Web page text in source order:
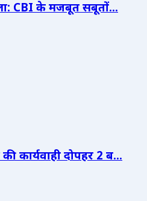
CBI के मजबूत सबूतों...
कार्यवाही दोपहर 2 ब...